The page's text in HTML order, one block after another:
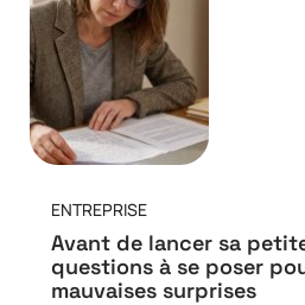
ENTREPRISE
Avant de lancer sa
questions à se poser
mauvaises surprises